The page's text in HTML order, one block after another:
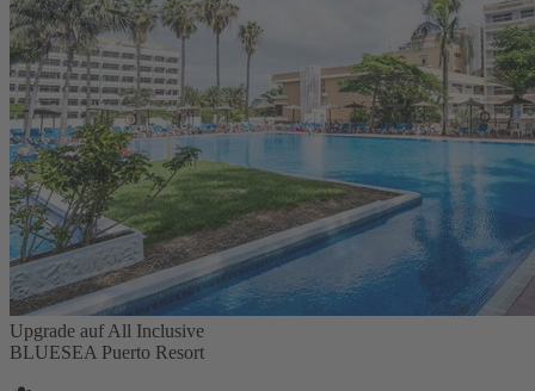
Upgrade auf All Inclusive
BLUESEA Puerto Resort